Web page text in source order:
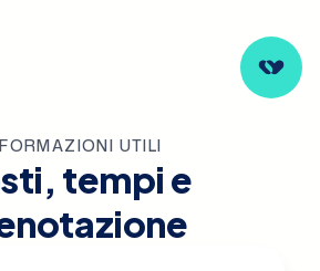
UTILI
tempi e